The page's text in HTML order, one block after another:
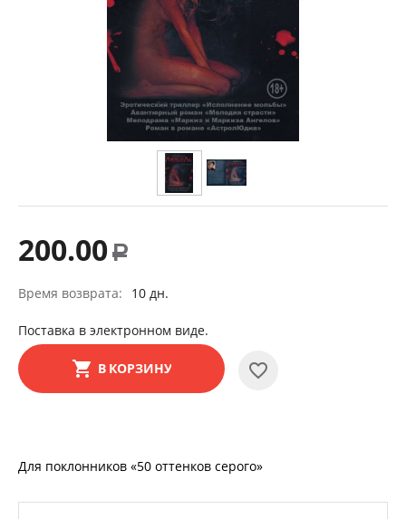
200.00 Р
Время возврата: 10 дн.
Поставка в электронном виде.
В КОРЗИНУ
Для поклонников «50 оттенков серого»